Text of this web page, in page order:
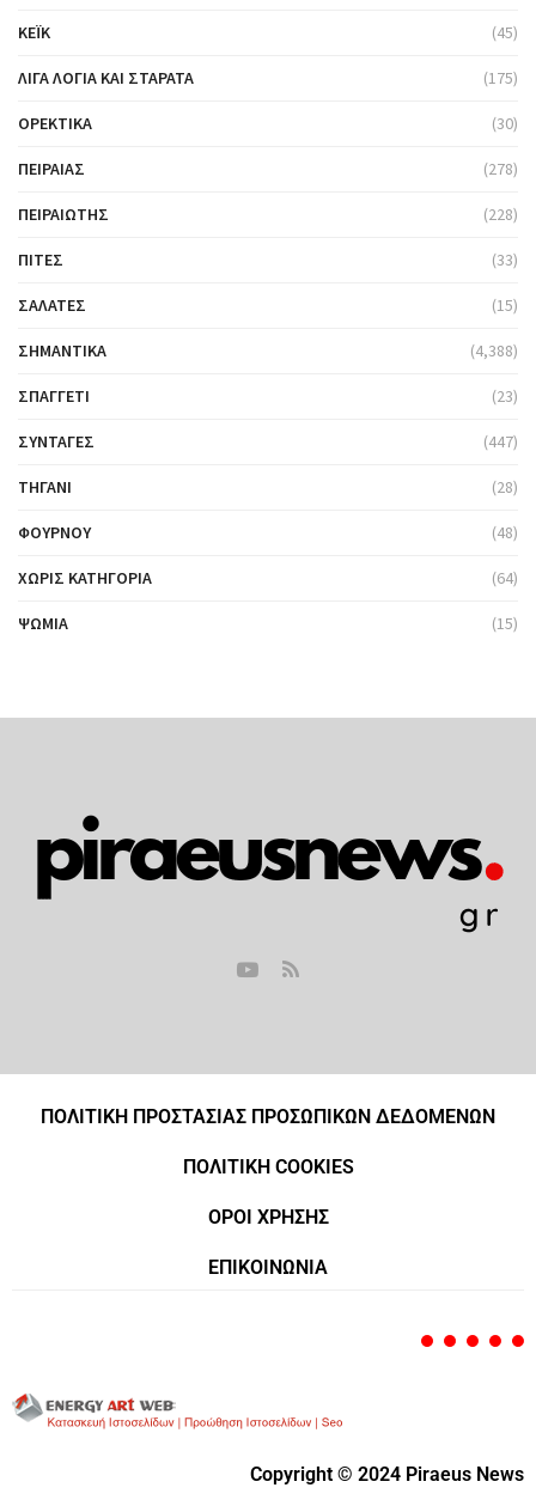
ΚΈΙΚ (45)
ΛΊΓΑ ΛΌΓΙΑ ΚΑΙ ΣΤΑΡΆΤΑ (175)
ΟΡΕΚΤΙΚΆ (30)
ΠΕΙΡΑΙΆΣ (278)
ΠΕΙΡΑΙΏΤΗΣ (228)
ΠΊΤΕΣ (33)
ΣΑΛΆΤΕΣ (15)
ΣΗΜΑΝΤΙΚΆ (4,388)
ΣΠΑΓΓΈΤΙ (23)
ΣΥΝΤΑΓΈΣ (447)
ΤΗΓΆΝΙ (28)
ΦΟΎΡΝΟΥ (48)
ΧΩΡΊΣ ΚΑΤΗΓΟΡΊΑ (64)
ΨΩΜΙΆ (15)
ΠΟΛΙΤΙΚΗ ΠΡΟΣΤΑΣΙΑΣ ΠΡΟΣΩΠΙΚΩΝ ΔΕΔΟΜΕΝΩΝ
ΠΟΛΙΤΙΚΗ COOKIES
ΟΡΟΙ ΧΡΗΣΗΣ
ΕΠΙΚΟΙΝΩΝΙΑ
Copyright © 2024 Piraeus News